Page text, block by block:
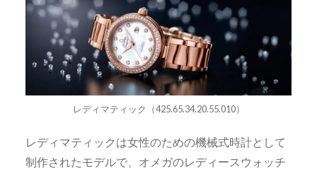
レディマティック（425.65.34.20.55.010）
レディマティックは女性のための機械式時計として
制作されたモデルで、オメガのレディースウォッチ